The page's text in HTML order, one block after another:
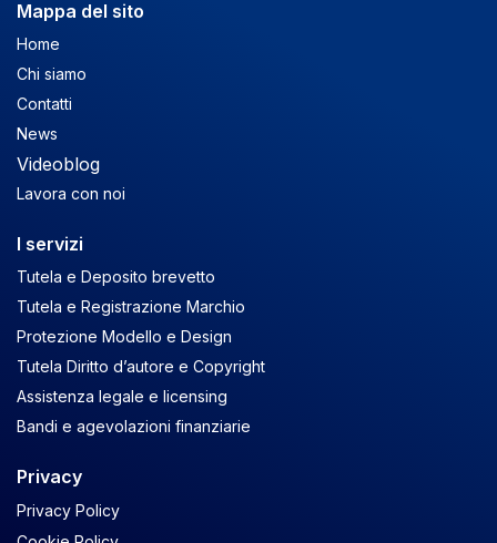
Mappa del sito
Home
Chi siamo
Contatti
News
Videoblog
Lavora con noi
I servizi
Tutela e Deposito brevetto
Tutela e Registrazione Marchio
Protezione Modello e Design
Tutela Diritto d’autore e Copyright
Assistenza legale e licensing
Bandi e agevolazioni finanziarie
Privacy
Privacy Policy